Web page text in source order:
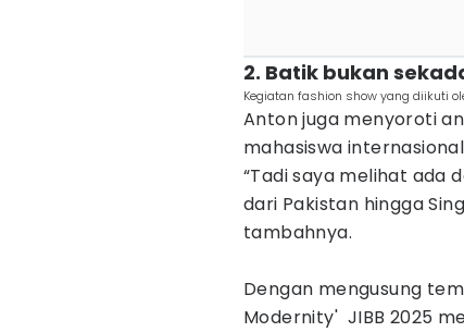
‎2. Batik bukan
Kegiatan fashion show yang diikuti
Anton juga menyoroti
mahasiswa
“Tadi saya melihat ada
dari Pakistan hingga
tambahnya.
‎Dengan mengusung
Modernity' JIBB 2025